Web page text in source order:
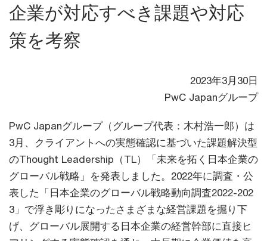
企業が対応すべき課題や対応
策を考察
2023年3月30日
PwC Japanグループ
PwC Japanグループ（グループ代表：木村浩一郎）は
3月、クライアントへの実態確認に基づいた課題解決型
のThought Leadership（TL）「未来を拓く日本企業の
グローバル戦略」を発表しました。2022年に調査・公
表した「日本企業のグローバル戦略動向調査2022-202
3」で浮き彫りになったさまざまな経営課題を掘り下
げ、グローバル展開する日本企業の経営幹部に直接ヒ